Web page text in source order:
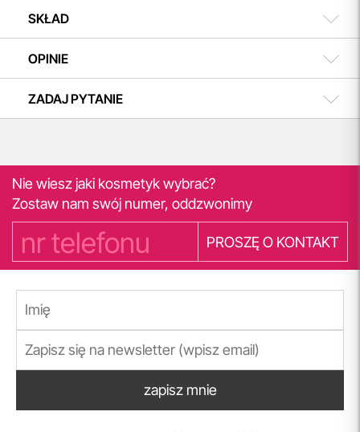
SKŁAD
OPINIE
ZADAJ PYTANIE
Nie wiesz jaki kosmetyk wybrać?
Zostaw nam swój numer, oddzwonimy
PROSZĘ O KONTAKT
zapisz mnie